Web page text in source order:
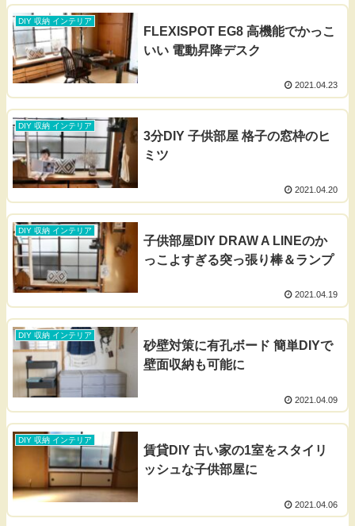
DIY 収納 インテリア
FLEXISPOT EG8 高機能でかっこ
いい 電動昇降デスク
2021.04.23
DIY 収納 インテリア
3分DIY 子供部屋 格子の窓枠のヒ
ミツ
2021.04.20
DIY 収納 インテリア
子供部屋DIY DRAW A LINEのか
っこよすぎる突っ張り棒＆ランプ
2021.04.19
DIY 収納 インテリア
砂壁対策に有孔ボード 簡単DIYで
壁面収納も可能に
2021.04.09
DIY 収納 インテリア
賃貸DIY 古い家の1室をスタイリ
ッシュな子供部屋に
2021.04.06